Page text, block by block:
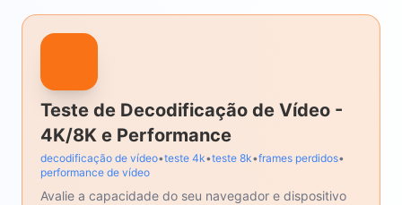
Teste de Decodificação de Vídeo -
4K/8K e Performance
decodificação de vídeo•teste 4k•teste 8k•frames perdidos•
performance de vídeo
Avalie a capacidade do seu navegador e dispositivo